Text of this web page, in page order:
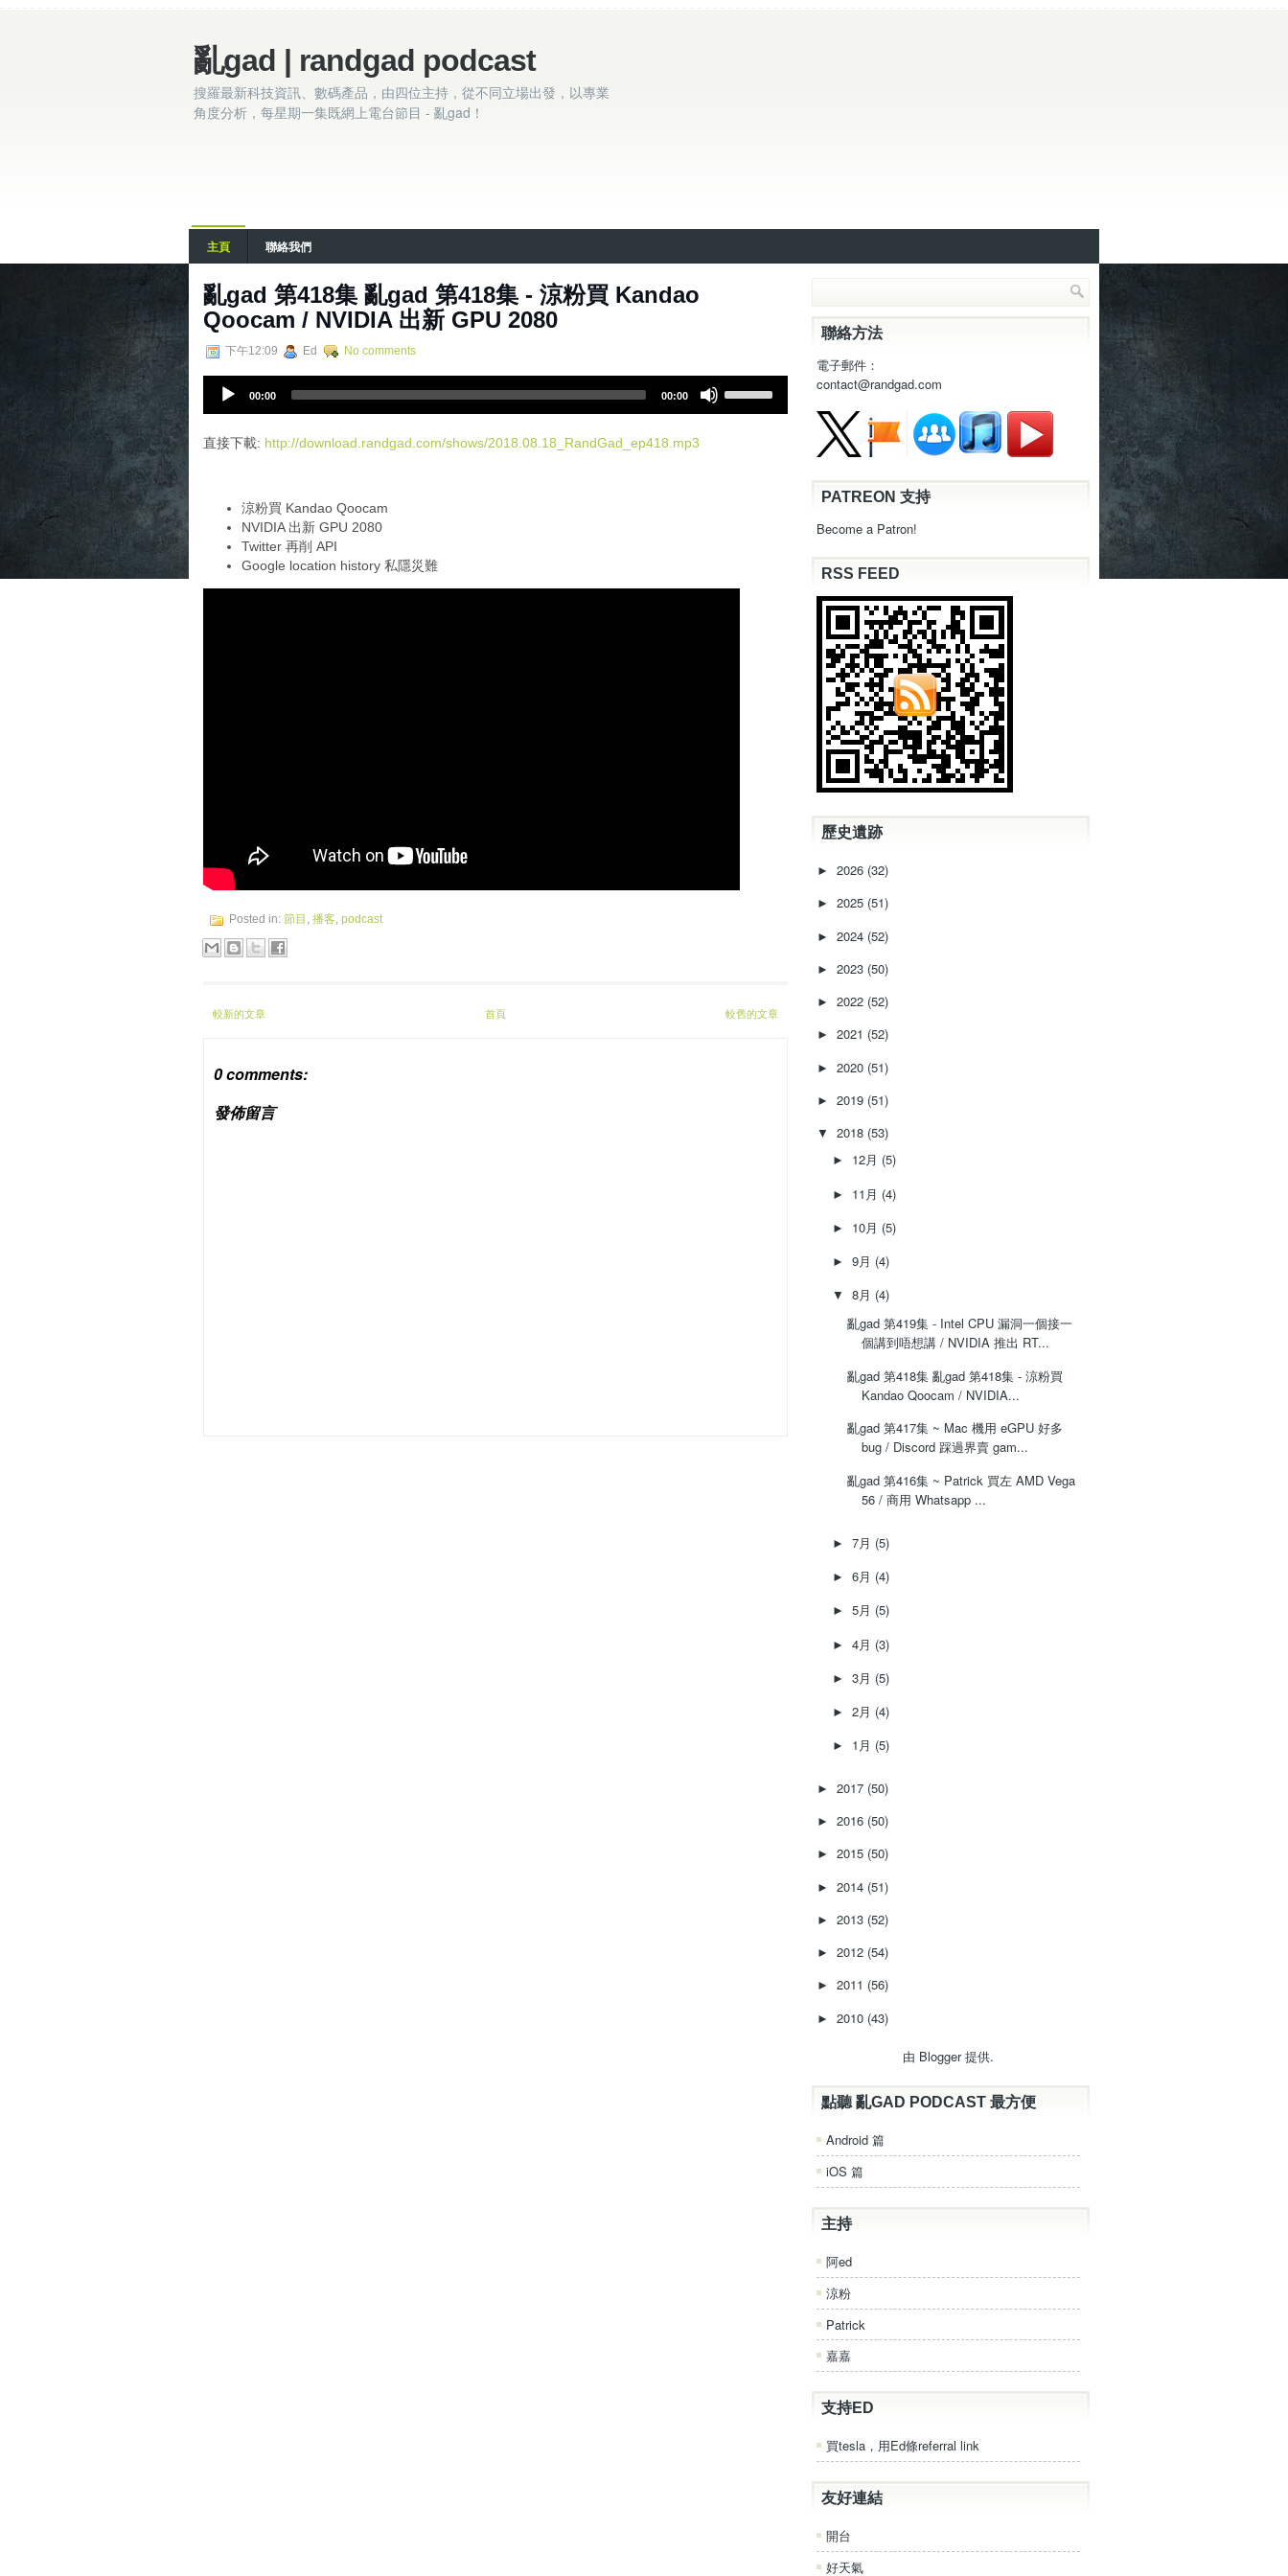
亂gad | randgad podcast
搜羅最新科技資訊、數碼產品，由四位主持，從不同立場出發，以專業
角度分析，每星期一集既網上電台節目 - 亂gad！
主頁 聯絡我們
亂gad 第418集 亂gad 第418集 - 涼粉買 Kandao
Qoocam / NVIDIA 出新 GPU 2080
下午12:09 Ed No comments
i
00:00 00:00
s
c
直接下載: http://download.randgad.com/shows/2018.08.18_RandGad_ep418.mp3
涼粉買 Kandao Qoocam
NVIDIA 出新 GPU 2080
Twitter 再削 API
Google location history 私隱災難
Posted in: 節目 , 播客, podcast
較新的文章 較舊的文章
首頁
0 comments:
發佈留言
聯絡方法
電子郵件：
contact@randgad.com
PATREON 支持
Become a Patron!
RSS FEED
歷史遺跡
► 2026 (32)
► 2025 (51)
► 2024 (52)
► 2023 (50)
► 2022 (52)
► 2021 (52)
► 2020 (51)
► 2019 (51)
▼ 2018 (53)
► 12月 (5)
► 11月 (4)
► 10月 (5)
► 9月 (4)
▼ 8月 (4)
亂gad 第419集 - Intel CPU 漏洞一個接一
個講到唔想講 / NVIDIA 推出 RT...
亂gad 第418集 亂gad 第418集 - 涼粉買
Kandao Qoocam / NVIDIA...
亂gad 第417集 ~ Mac 機用 eGPU 好多
bug / Discord 踩過界賣 gam...
亂gad 第416集 ~ Patrick 買左 AMD Vega
56 / 商用 Whatsapp ...
► 7月 (5)
► 6月 (4)
► 5月 (5)
► 4月 (3)
► 3月 (5)
► 2月 (4)
► 1月 (5)
► 2017 (50)
► 2016 (50)
► 2015 (50)
► 2014 (51)
► 2013 (52)
► 2012 (54)
► 2011 (56)
► 2010 (43)
由 Blogger提供.
點聽 亂GAD PODCAST 最方便
Android 篇
iOS 篇
主持
阿ed
涼粉
Patrick
嘉嘉
支持ED
買tesla，用Ed條referral link
友好連結
開台
好天氣